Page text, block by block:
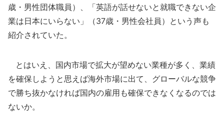
歳・男性団体職員）、「英語が話せないと就職できない企
業は日本にいらない」（37歳・男性会社員）という声も
紹介されていた。
とはいえ、国内市場で拡大が望めない業種が多く、業績
を確保しようと思えば海外市場に出て、グローバルな競争
で勝ち抜かなければ国内の雇用も確保できなくなるのでは
ないか。